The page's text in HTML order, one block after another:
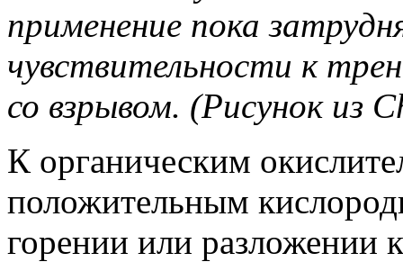
применение пока
чувствительности к
со взрывом. (Рисунок из
К органическим
положительным
горении или разложении